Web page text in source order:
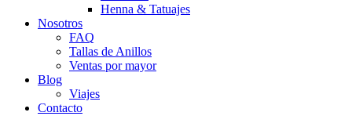
Henna & Tatuajes
Nosotros
FAQ
Tallas de Anillos
Ventas por mayor
Blog
Viajes
Contacto